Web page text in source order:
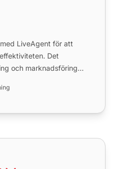
LiveAgent för att
Det
och marknadsföring